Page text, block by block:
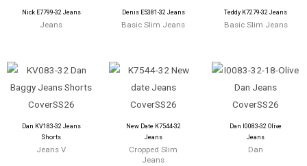
Nick E7799-32 Jeans
Jeans
Denis E5381-32 Jeans
Basic Slim Jeans
Teddy K7279-32 Jeans
Basic Slim Jeans
Dan KV183-32 Jeans
Shorts
Jeans V
New Date K7544-32
Jeans
Cropped Slim
Jeans
Dan I0083-32 Olive
Jeans
Dan